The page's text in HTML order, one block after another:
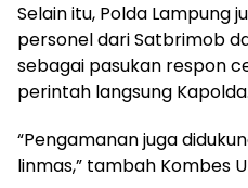
Selain itu, Polda Lampung
personel dari Satbrimob
sebagai pasukan respon
perintah langsung Kapolda.
“Pengamanan juga
linmas,” tambah Kombes